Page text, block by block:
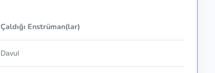
Çaldığı Enstrüman(lar)
Davul